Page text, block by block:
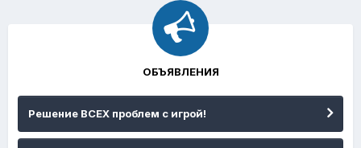
ОБЪЯВЛЕНИЯ
Решение ВСЕХ проблем с игрой!